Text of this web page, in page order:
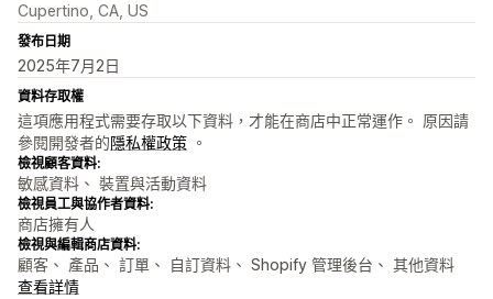
Cupertino, CA, US
發布日期
2025年7月2日
資料存取權
這項應用程式需要存取以下資料，才能在商店中正常運作。 原因請
參閱開發者的隱私權政策 。
檢視顧客資料:
敏感資料、 裝置與活動資料
檢視員工與協作者資料:
商店擁有人
檢視與編輯商店資料:
顧客、 產品、 訂單、 自訂資料、 Shopify 管理後台、 其他資料
查看詳情